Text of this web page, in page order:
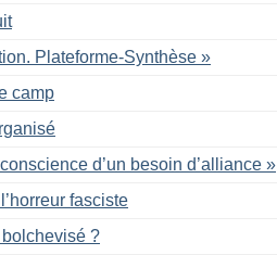
Plateforme-Synthèse »
camp
d’un besoin d’alliance »
fasciste
bolchevisé ?